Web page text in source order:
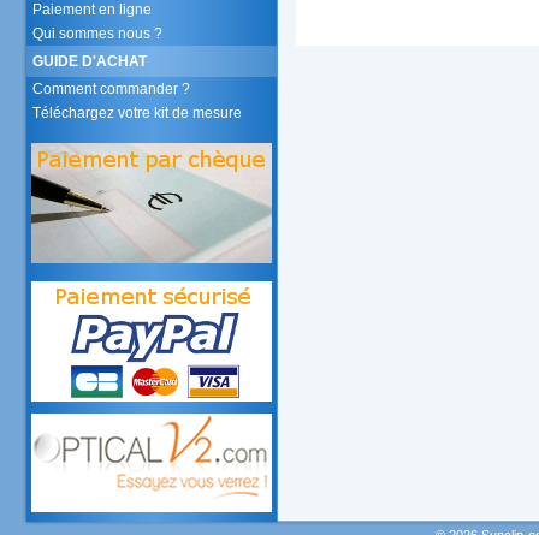
Paiement en ligne
Qui sommes nous ?
GUIDE D'ACHAT
Comment commander ?
Téléchargez votre kit de mesure